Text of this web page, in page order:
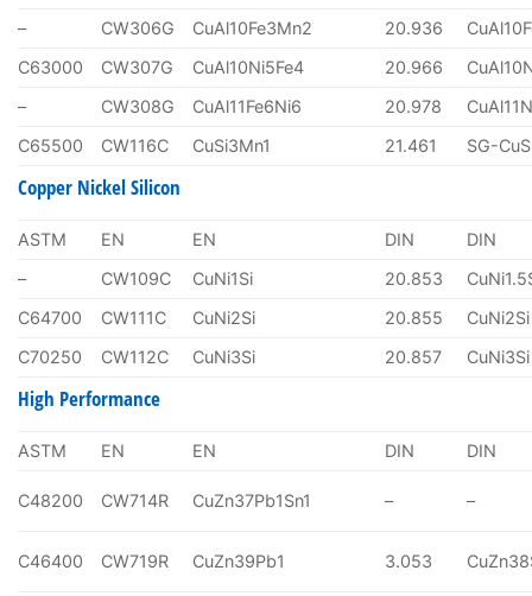
–
CW306G CuAl10Fe3Mn2 20.936
C63000
CW307G CuAl10Ni5Fe4 20.966
–
CW308G CuAl11Fe6Ni6 20.978
C65500
CW116C CuSi3Mn1 21.461 SG-
Copper Nickel Silicon
ASTM EN EN DIN
DIN
–
CW109C CuNi1Si 20.853
C64700
CW111C CuNi2Si 20.855
CuNi2Si
C70250
CW112C CuNi3Si 20.857 CuNi3Si
High Performance
ASTM EN EN DIN DIN
C48200 CW714R CuZn37Pb1Sn1 – –
C46400 CW719R CuZn39Pb1 3.053